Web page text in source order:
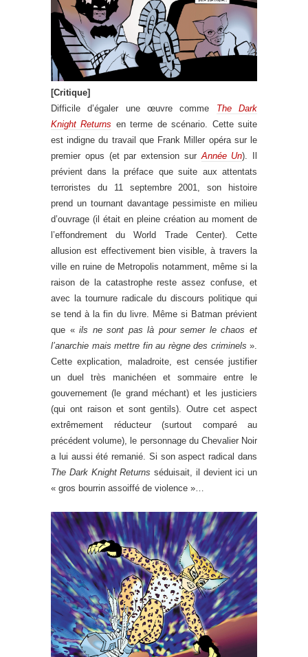
[Critique]
Difficile d’égaler une œuvre comme The Dark
Knight Returns en terme de scénario. Cette suite
est indigne du travail que Frank Miller opéra sur le
premier opus (et par extension sur Année Un). Il
prévient dans la préface que suite aux attentats
terroristes du 11 septembre 2001, son histoire
prend un tournant davantage pessimiste en milieu
d’ouvrage (il était en pleine création au moment de
l’effondrement du World Trade Center). Cette
allusion est effectivement bien visible, à travers la
ville en ruine de Metropolis notamment, même si la
raison de la catastrophe reste assez confuse, et
avec la tournure radicale du discours politique qui
se tend à la fin du livre. Même si Batman prévient
que «ils ne sont pas là pour semer le chaos et
l’anarchie mais mettre fin au règne des criminels ».
Cette explication, maladroite, est censée justifier
un duel très manichéen et sommaire entre le
gouvernement (le grand méchant) et les justiciers
(qui ont raison et sont gentils). Outre cet aspect
extrêmement réducteur (surtout comparé au
précédent volume), le personnage du Chevalier Noir
a lui aussi été remanié. Si son aspect radical dans
The Dark Knight Returns séduisait, il devient ici un
« gros bourrin assoiffé de violence »…